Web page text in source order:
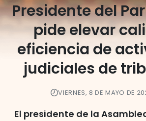
Presidente del
pide elevar
eficiencia de
judiciales de
VIERNES, 8 DE MAYO DE
El presidente de la